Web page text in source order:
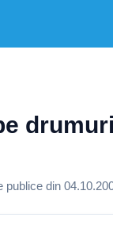
publice din